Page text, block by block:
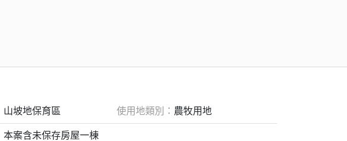
山坡地保育區 使用地類別： 農牧用地
本案含未保存房屋一棟